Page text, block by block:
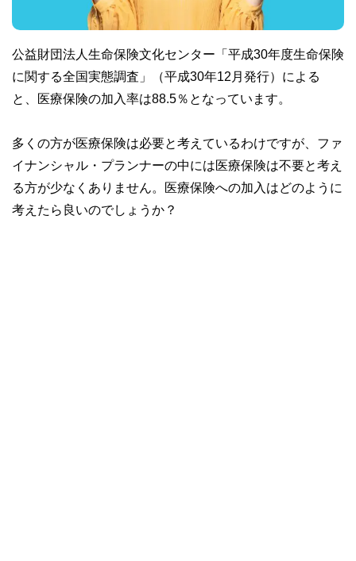
公益財団法人生命保険文化センター「平成30年度生命保険
に関する全国実態調査」（平成30年12月発行）による
と、医療保険の加入率は88.5％となっています。
多くの方が医療保険は必要と考えているわけですが、ファ
イナンシャル・プランナーの中には医療保険は不要と考え
る方が少なくありません。医療保険への加入はどのように
考えたら良いのでしょうか？